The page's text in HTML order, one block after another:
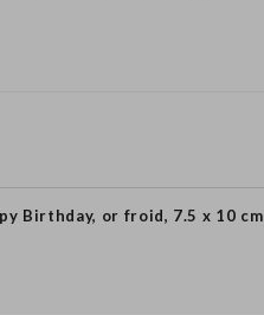
Birthday, or froid, 7.5 x 10 cm